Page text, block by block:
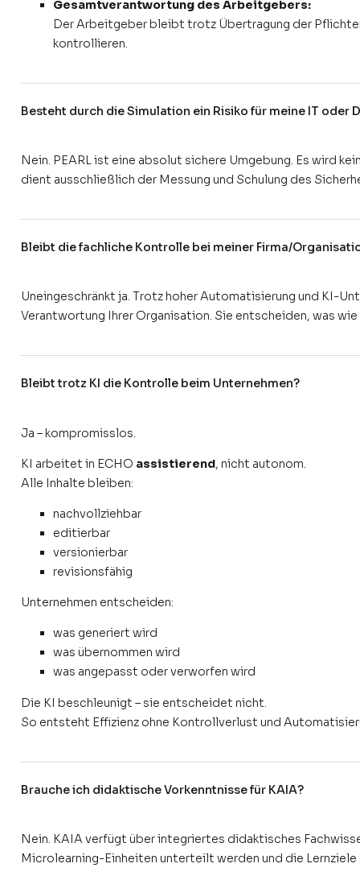
Gesamtverantwortung des Arbeitgebers:
Der Arbeitgeber bleibt trotz Übertragung der
kontrollieren.
Besteht durch die Simulation ein Risiko für meine IT oder
Nein. PEARL ist eine absolut sichere Umgebung. Es wird
dient ausschließlich der Messung und Schulung des
Bleibt die fachliche Kontrolle bei meiner Firma/
Uneingeschränkt ja. Trotz hoher Automatisierung und KI-
Verantwortung Ihrer Organisation. Sie entscheiden, was
Bleibt trotz KI die Kontrolle beim Unternehmen?
Ja – kompromisslos.
KI arbeitet in ECHO assistierend, nicht autonom.
Alle Inhalte bleiben:
nachvollziehbar
editierbar
versionierbar
revisionsfähig
Unternehmen entscheiden:
was generiert wird
was übernommen wird
was angepasst oder verworfen wird
Die KI beschleunigt – sie entscheidet nicht.
So entsteht Effizienz ohne Kontrollverlust und
Brauche ich didaktische Vorkenntnisse für KAIA?
Nein. KAIA verfügt über integriertes didaktisches
Microlearning-Einheiten unterteilt werden und die